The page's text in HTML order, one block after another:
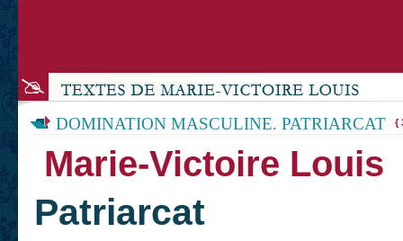
DOMINATION MASCULINE. PATRIARCAT {
Marie-Victoire Louis
Patriarcat